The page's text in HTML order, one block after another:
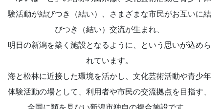
験活動が結びつき（結い）、さまざまな市民がお互いに結
びつき（結い）交流が生まれ、
明日の新潟を築く施設となるように、という思いが込めら
れています。
海と松林に近接した環境を活かし、文化芸術活動や青少年
体験活動の場として、利用者や市民の交流拠点を目指す、
全国に類を見ない新潟市独自の複合施設です。